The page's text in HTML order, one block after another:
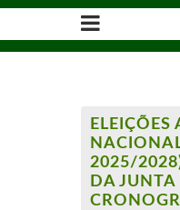
ELEIÇÕES
2025/
DA JUNTA